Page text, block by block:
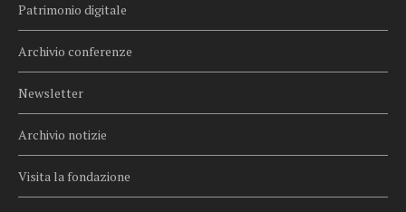
Patrimonio digitale
Archivio conferenze
Newsletter
Archivio notizie
Visita la fondazione